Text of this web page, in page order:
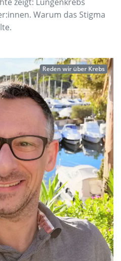
Warum das Stigma
Reden wir über Krebs